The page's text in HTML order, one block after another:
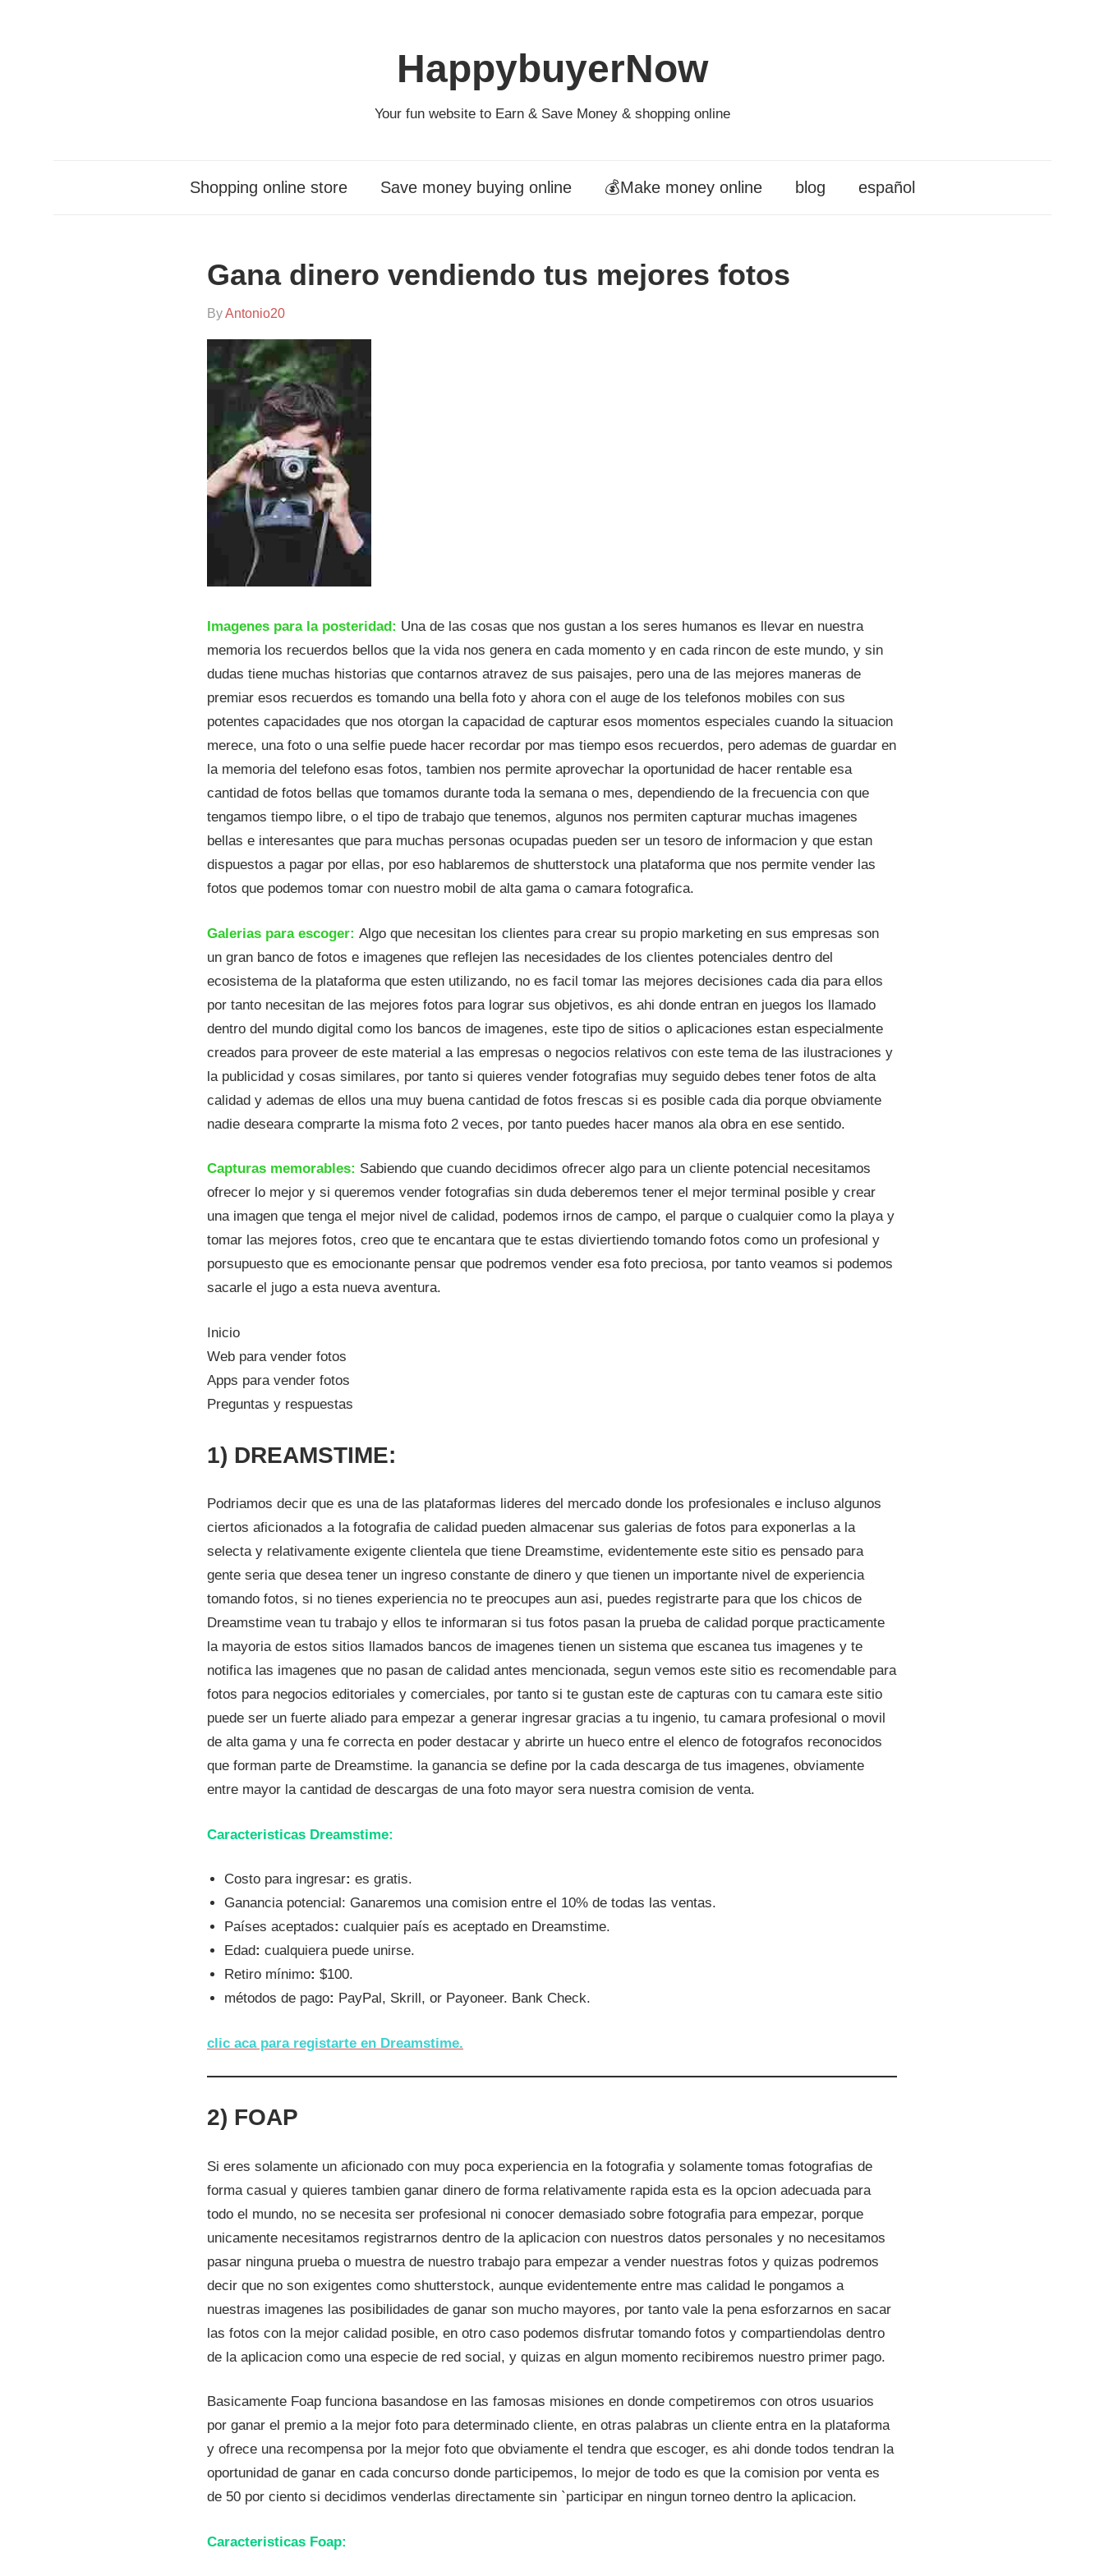
HappybuyerNow
Your fun website to Earn & Save Money & shopping online
Shopping online store Save money buying online 💰Make money online blog español
Gana dinero vendiendo tus mejores fotos
On
2024-
11
ByAntonio20
Sin
categoría
Imagenes para la posteridad: Una de las cosas que nos gustan a los seres humanos es llevar en nuestra
memoria los recuerdos bellos que la vida nos genera en cada momento y en cada rincon de este mundo, y sin
dudas tiene muchas historias que contarnos atravez de sus paisajes, pero una de las mejores maneras de
premiar esos recuerdos es tomando una bella foto y ahora con el auge de los telefonos mobiles con sus
potentes capacidades que nos otorgan la capacidad de capturar esos momentos especiales cuando la situacion
merece, una foto o una selfie puede hacer recordar por mas tiempo esos recuerdos, pero ademas de guardar en
la memoria del telefono esas fotos, tambien nos permite aprovechar la oportunidad de hacer rentable esa
cantidad de fotos bellas que tomamos durante toda la semana o mes, dependiendo de la frecuencia con que
tengamos tiempo libre, o el tipo de trabajo que tenemos, algunos nos permiten capturar muchas imagenes
bellas e interesantes que para muchas personas ocupadas pueden ser un tesoro de informacion y que estan
dispuestos a pagar por ellas, por eso hablaremos de shutterstock una plataforma que nos permite vender las
fotos que podemos tomar con nuestro mobil de alta gama o camara fotografica.
Galerias para escoger: Algo que necesitan los clientes para crear su propio marketing en sus empresas son
un gran banco de fotos e imagenes que reflejen las necesidades de los clientes potenciales dentro del
ecosistema de la plataforma que esten utilizando, no es facil tomar las mejores decisiones cada dia para ellos
por tanto necesitan de las mejores fotos para lograr sus objetivos, es ahi donde entran en juegos los llamado
dentro del mundo digital como los bancos de imagenes, este tipo de sitios o aplicaciones estan especialmente
creados para proveer de este material a las empresas o negocios relativos con este tema de las ilustraciones y
la publicidad y cosas similares, por tanto si quieres vender fotografias muy seguido debes tener fotos de alta
calidad y ademas de ellos una muy buena cantidad de fotos frescas si es posible cada dia porque obviamente
nadie deseara comprarte la misma foto 2 veces, por tanto puedes hacer manos ala obra en ese sentido.
Capturas memorables: Sabiendo que cuando decidimos ofrecer algo para un cliente potencial necesitamos
ofrecer lo mejor y si queremos vender fotografias sin duda deberemos tener el mejor terminal posible y crear
una imagen que tenga el mejor nivel de calidad, podemos irnos de campo, el parque o cualquier como la playa y
tomar las mejores fotos, creo que te encantara que te estas diviertiendo tomando fotos como un profesional y
porsupuesto que es emocionante pensar que podremos vender esa foto preciosa, por tanto veamos si podemos
sacarle el jugo a esta nueva aventura.
Inicio
Web para vender fotos
Apps para vender fotos
Preguntas y respuestas
1) DREAMSTIME:
Podriamos decir que es una de las plataformas lideres del mercado donde los profesionales e incluso algunos
ciertos aficionados a la fotografia de calidad pueden almacenar sus galerias de fotos para exponerlas a la
selecta y relativamente exigente clientela que tiene Dreamstime, evidentemente este sitio es pensado para
gente seria que desea tener un ingreso constante de dinero y que tienen un importante nivel de experiencia
tomando fotos, si no tienes experiencia no te preocupes aun asi, puedes registrarte para que los chicos de
Dreamstime vean tu trabajo y ellos te informaran si tus fotos pasan la prueba de calidad porque practicamente
la mayoria de estos sitios llamados bancos de imagenes tienen un sistema que escanea tus imagenes y te
notifica las imagenes que no pasan de calidad antes mencionada, segun vemos este sitio es recomendable para
fotos para negocios editoriales y comerciales, por tanto si te gustan este de capturas con tu camara este sitio
puede ser un fuerte aliado para empezar a generar ingresar gracias a tu ingenio, tu camara profesional o movil
de alta gama y una fe correcta en poder destacar y abrirte un hueco entre el elenco de fotografos reconocidos
que forman parte de Dreamstime. la ganancia se define por la cada descarga de tus imagenes, obviamente
entre mayor la cantidad de descargas de una foto mayor sera nuestra comision de venta.
Caracteristicas Dreamstime:
Costo para ingresar: es gratis.
Ganancia potencial: Ganaremos una comision entre el 10% de todas las ventas.
Países aceptados:cualquier país es aceptado en Dreamstime.
Edad: cualquiera puede unirse.
Retiro mínimo: $100.
métodos de pago: PayPal, Skrill, or Payoneer. Bank Check.
clic aca para registarte en Dreamstime.
2) FOAP
Si eres solamente un aficionado con muy poca experiencia en la fotografia y solamente tomas fotografias de
forma casual y quieres tambien ganar dinero de forma relativamente rapida esta es la opcion adecuada para
todo el mundo, no se necesita ser profesional ni conocer demasiado sobre fotografia para empezar, porque
unicamente necesitamos registrarnos dentro de la aplicacion con nuestros datos personales y no necesitamos
pasar ninguna prueba o muestra de nuestro trabajo para empezar a vender nuestras fotos y quizas podremos
decir que no son exigentes como shutterstock, aunque evidentemente entre mas calidad le pongamos a
nuestras imagenes las posibilidades de ganar son mucho mayores, por tanto vale la pena esforzarnos en sacar
las fotos con la mejor calidad posible, en otro caso podemos disfrutar tomando fotos y compartiendolas dentro
de la aplicacion como una especie de red social, y quizas en algun momento recibiremos nuestro primer pago.
Basicamente Foap funciona basandose en las famosas misiones en donde competiremos con otros usuarios
por ganar el premio a la mejor foto para determinado cliente, en otras palabras un cliente entra en la plataforma
y ofrece una recompensa por la mejor foto que obviamente el tendra que escoger, es ahi donde todos tendran la
oportunidad de ganar en cada concurso donde participemos, lo mejor de todo es que la comision por venta es
de 50 por ciento si decidimos venderlas directamente sin `participar en ningun torneo dentro la aplicacion.
Caracteristicas Foap: